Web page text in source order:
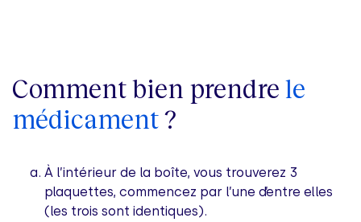
Comment bien prendre le
médicament?
À l’intérieur de la boîte, vous trouverez 3
plaquettes, commencez par l’une d’entre elles
(les trois sont identiques).